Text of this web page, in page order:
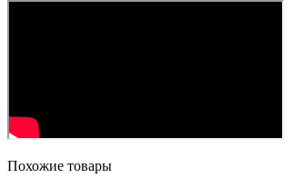
Похожие товары